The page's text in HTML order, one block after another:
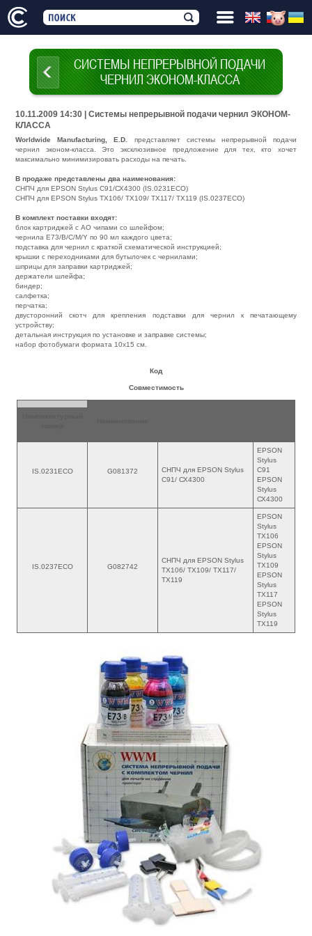
СИСТЕМЫ НЕПРЕРЫВНОЙ ПОДАЧИ
ЧЕРНИЛ ЭКОНОМ-КЛАССА
10.11.2009 14:30 | Системы непрерывной подачи чернил ЭКОНОМ-
КЛАССА
Worldwide Manufacturing, E.D.
представляет системы непрерывной подачи
чернил эконом-класса. Это эксклюзивное предложение для тех, кто хочет
максимально минимизировать расходы на печать.
В продаже представлены два наименования:
СНПЧ для EPSON Stylus C91/СХ4300 (IS.0231ECO)
СНПЧ для EPSON Stylus TX106/ TX109/ TX117/ TX119 (IS.0237ECO)
В комплект поставки входят:
блок картриджей с АО чипами со шлейфом;
чернила E73/B/C/M/Y по 90 мл каждого цвета;
подставка для чернил с краткой схематической инструкцией;
крышки с переходниками для бутылочек с чернилами;
шприцы для заправки картриджей;
держатели шлейфа;
биндер;
салфетка;
перчатка;
двусторонний скотч для крепления подставки для чернил к печатающему
устройству;
детальная инструкция по установке и заправке системы;
набор фотобумаги формата 10х15 см.
Код
Совместимость
IS.0231ECO G081372
СНПЧ для EPSON Stylus
C91/ СХ4300
EPSON
Stylus
С91
EPSON
Stylus
СХ4300
IS.0237ECO G082742
СНПЧ для EPSON Stylus
TX106/ TX109/ TX117/
TX119
EPSON
Stylus
TX106
EPSON
Stylus
TX109
EPSON
Stylus
TX117
EPSON
Stylus
TX119